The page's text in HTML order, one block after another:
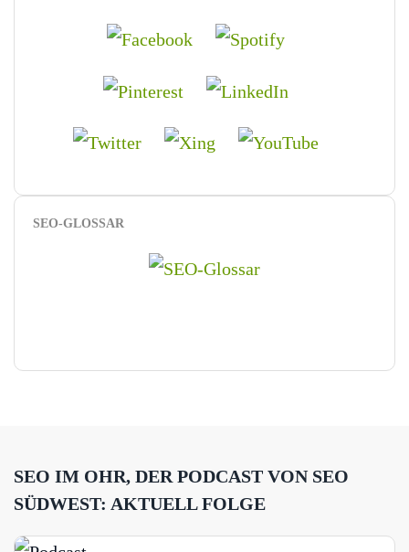
SEO-GLOSSAR
SEO IM OHR, DER PODCAST VON SEO
SÜDWEST: AKTUELL FOLGE